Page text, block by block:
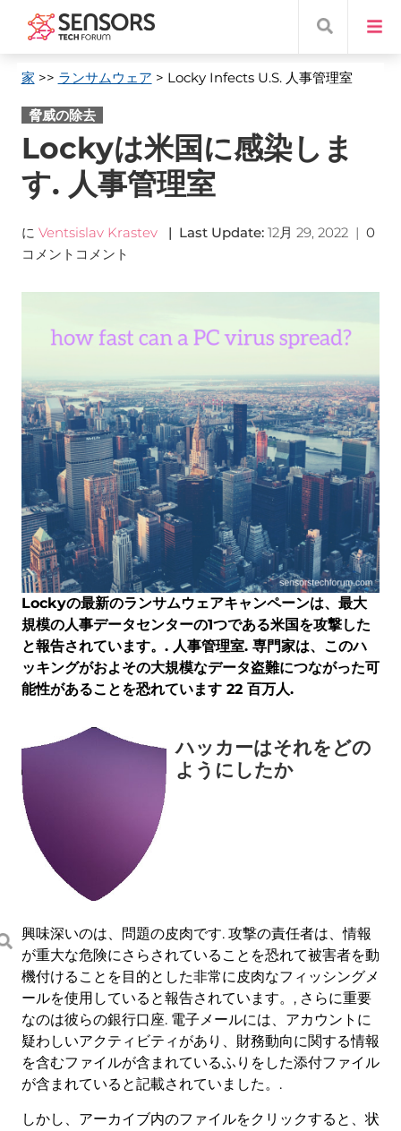
家 >> ランサムウェア > Locky Infects U.S. 人事管理室
脅威の除去
Lockyは米国に感染しま
す. 人事管理室
に Ventsislav Krastev | Last Update: 12月 29, 2022| 0
コメントコメント
Lockyの最新のランサムウェアキャンペーンは、最大
規模の人事データセンターの1つである米国を攻撃した
と報告されています。. 人事管理室. 専門家は、このハ
ッキングがおよその大規模なデータ盗難につながった可
能性があることを恐れています 22 百万人.
ハッカーはそれをどの
ようにしたか
興味深いのは、問題の皮肉です. 攻撃の責任者は、情報
が重大な危険にさらされていることを恐れて被害者を動
機付けることを目的とした非常に皮肉なフィッシングメ
ールを使用していると報告されています。, さらに重要
なのは彼らの銀行口座. 電子メールには、アカウントに
疑わしいアクティビティがあり、財務動向に関する情報
を含むファイルが含まれているふりをした添付ファイル
が含まれていると記載されていました。.
しかし、アーカイブ内のファイルをクリックすると、状